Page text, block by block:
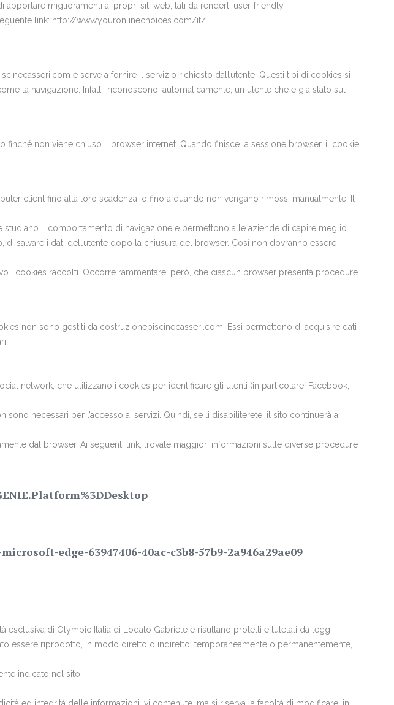
miglioramenti ai propri siti web, tali da renderli user-friendly.
link: http://www.youronlinechoices.com/it/
e serve a fornire il servizio richiesto dall’utente. Questi tipi di cookies si
la navigazione. Infatti, riconoscono, automaticamente, un utente che è già stato sul
non viene chiuso il browser internet. Quando finisce la sessione browser, il cookie
client fino alla loro scadenza, o fino a quando non vengano rimossi manualmente. Il
il comportamento di navigazione e permettono alle aziende di capire meglio i
salvare i dati dell’utente dopo la chiusura del browser. Così non dovranno essere
i cookies raccolti. Occorre rammentare, però, che ciascun browser presenta procedure
non sono gestiti da costruzionepiscinecasseri.com. Essi permettono di acquisire dati
network, che utilizzano i cookies per identificare gli utenti (in particolare, Facebook,
necessari per l’accesso ai servizi. Quindi, se li disabiliterete, il sito continuerà a
dal browser. Ai seguenti link, trovate maggiori informazioni sulle diverse procedure
edge-63947406-40ac-c3b8-57b9-2a946a29ae09
esclusiva di Olympic Italia di Lodato Gabriele e risultano protetti e tutelati da leggi
essere riprodotto, in modo diretto o indiretto, temporaneamente o permanentemente,
indicato nel sito.